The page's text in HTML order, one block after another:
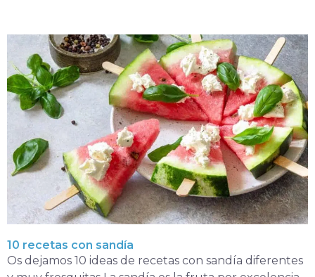
10 recetas con sandía
Os dejamos 10 ideas de recetas con sandía diferentes